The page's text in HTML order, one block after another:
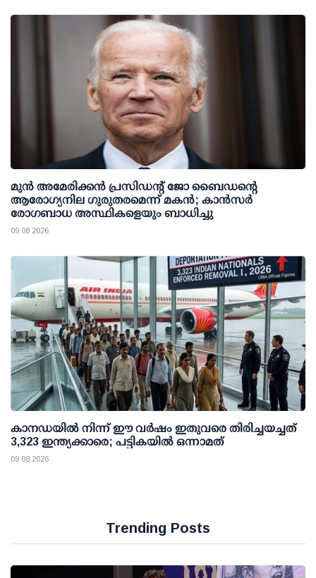
മുന്‍ അമേരിക്കന്‍ പ്രസിഡന്റ് ജോ ബൈഡന്റെ
ആരോഗ്യനില ഗുരുതരമെന്ന് മകന്‍; കാന്‍സര്‍
രോഗബാധ അസ്ഥികളെയും ബാധിച്ചു
09 08 2026
കാനഡയിൽ നിന്ന് ഈ വർഷം ഇതുവരെ തിരിച്ചയച്ചത്
3,323 ഇന്ത്യക്കാരെ; പട്ടികയിൽ ഒന്നാമത്
09 08 2026
Trending Posts